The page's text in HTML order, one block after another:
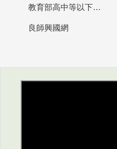
教育部高中等以下學校及幼兒園教師資格檢定考試
良師興國網